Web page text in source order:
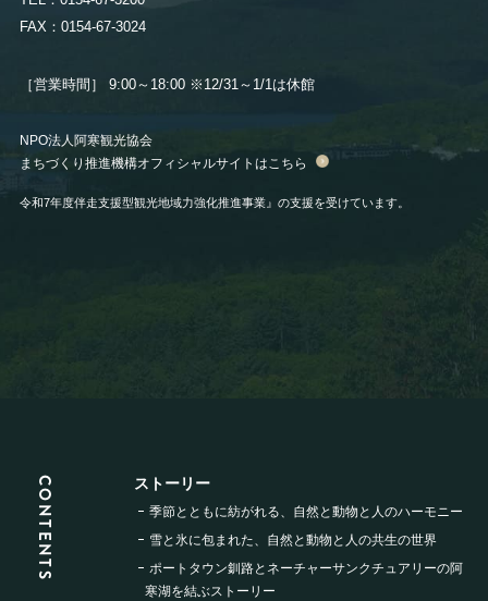
FAX：0154-67-3024
［営業時間］ 9:00～18:00 ※12/31～1/1は休館
NPO法人阿寒観光協会
まちづくり推進機構オフィシャルサイトはこちら
令和7年度伴走支援型観光地域力強化推進事業』の支援を受けています。
CONTENTS ストーリー
季節とともに紡がれる、 自然と動物と人のハーモニー
雪と氷に包まれた、 自然と動物と人の共生の世界
ポートタウン釧路と ネーチャーサンクチュアリーの阿
寒湖を結ぶストーリー